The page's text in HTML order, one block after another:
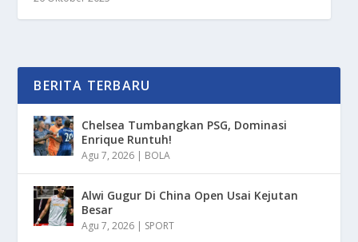
BERITA TERBARU
Chelsea Tumbangkan PSG, Dominasi
Enrique Runtuh!
Agu 7, 2026 | BOLA
Alwi Gugur Di China Open Usai Kejutan
Besar
Agu 7, 2026 | SPORT